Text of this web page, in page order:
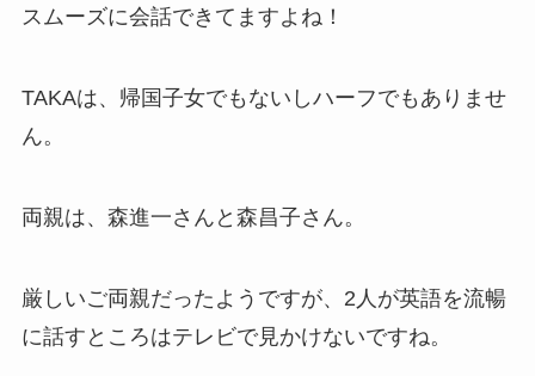
スムーズに会話できてますよね！
TAKAは、帰国子女でもないしハーフでもありませ
ん。
両親は、森進一さんと森昌子さん。
厳しいご両親だったようですが、2人が英語を流暢
に話すところはテレビで見かけないですね。